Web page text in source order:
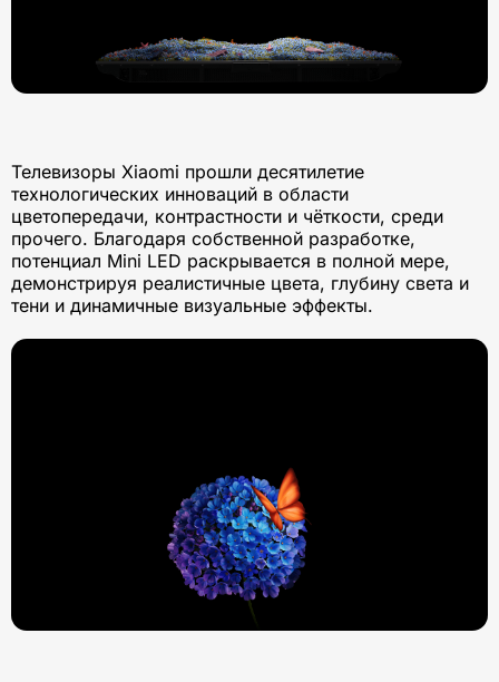
Телевизоры Xiaomi прошли десятилетие
технологических инноваций в области
цветопередачи, контрастности и чёткости, среди
прочего. Благодаря собственной разработке,
потенциал Mini LED раскрывается в полной мере,
демонстрируя реалистичные цвета, глубину света и
тени и динамичные визуальные эффекты.